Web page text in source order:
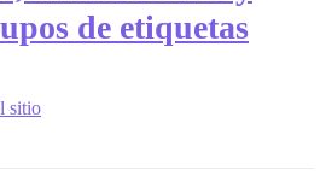
de etiquetas
sitio